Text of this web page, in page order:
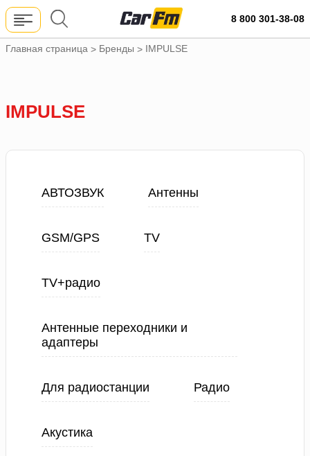
8 800 301-38-08
Главная страница > Бренды > IMPULSE
IMPULSE
АВТОЗВУК Антенны
GSM/GPS TV
TV+радио
Антенные переходники и
адаптеры
Для радиостанции Радио
Акустика